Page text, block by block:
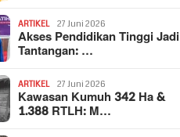
ARTIKEL 27 Juni 2026
Akses Pendidikan Tinggi Jadi
Tantangan: …
ARTIKEL 27 Juni 2026
Kawasan Kumuh 342 Ha &
1.388 RTLH: M…